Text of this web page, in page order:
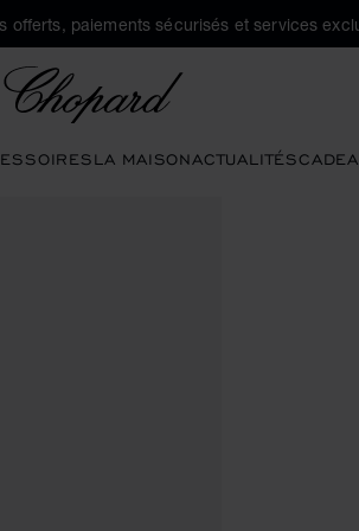
offerts, paiements sécurisés et services
LA MAISONACTUALITÉS